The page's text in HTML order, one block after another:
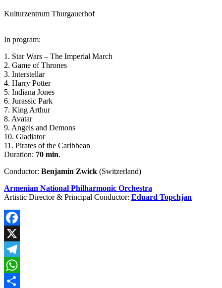
Kulturzentrum Thurgauerhof
In program:
1. Star Wars – The Imperial March
2. Game of Thrones
3. Interstellar
4. Harry Potter
5. Indiana Jones
6. Jurassic Park
7. King Arthur
8. Avatar
9. Angels and Demons
10. Gladiator
11. Pirates of the Caribbean
Duration: 70 min.
Conductor: Benjamin Zwick (Switzerland)
Armenian National Philharmonic Orchestra
Artistic Director & Principal Conductor: Eduard Topchjan
Facebook
X
Telegram
WhatsApp